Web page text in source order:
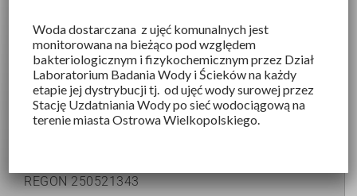
Wodkan SA
ul.Partyzancka 27
63-400 Ostrów Wielkopolski
REGON 250521343
Woda dostarczana z ujęć komunalnych jest
monitorowana na bieżąco pod względem
bakteriologicznym i fizykochemicznym przez Dział
Laboratorium Badania Wody i Ścieków na każdy
etapie jej dystrybucji tj. od ujęć wody surowej przez
Stację Uzdatniania Wody po sieć wodociągową na
terenie miasta Ostrowa Wielkopolskiego.